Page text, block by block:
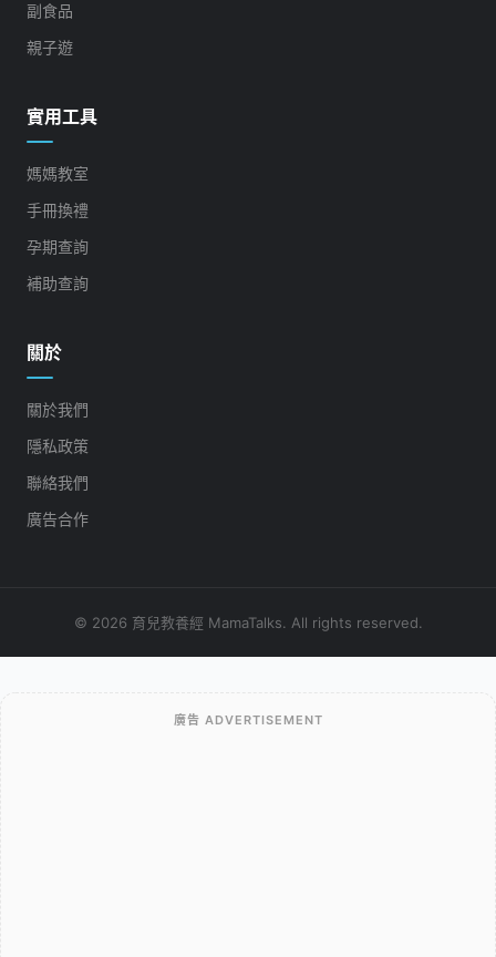
副食品
親子遊
實用工具
媽媽教室
手冊換禮
孕期查詢
補助查詢
關於
關於我們
隱私政策
聯絡我們
廣告合作
© 2026 育兒教養經 MamaTalks. All rights reserved.
廣告 ADVERTISEMENT